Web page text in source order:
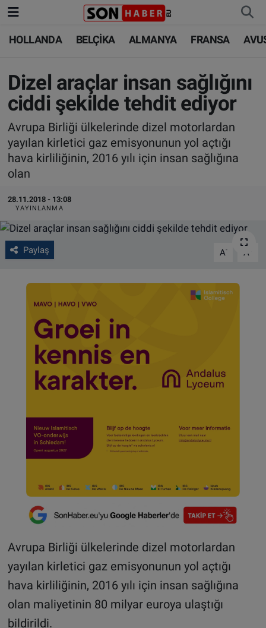
HOLLANDA BELÇİKA ALMANYA FRANSA
Dizel araçlar insan sağlığını
ciddi şekilde tehdit ediyor
Avrupa Birliği ülkelerinde dizel motorlardan
yayılan kirletici gaz emisyonunun yol açtığı
hava kirliliğinin, 2016 yılı için insan sağlığına
olan
28.11.2018 - 13:08
YAYINLANMA
Paylaş A- A
Avrupa Birliği ülkelerinde dizel motorlardan
yayılan kirletici gaz emisyonunun yol açtığı
hava kirliliğinin, 2016 yılı için insan sağlığına
olan maliyetinin 80 milyar euroya ulaştığı
bildirildi.
HOLLANDA
BELÇİKA
ALMANYA
FRANSA
AVUSTURYA
SAĞLIK - YAŞAM
BİLİM-TEKNOLOJİ
HOLLANDA
BELÇİKA
ALMANYA
TÜRKİYE
DÜNYA
BİLİM-TEKNOLOJİ
SAĞLIK
FOTO GALERİ
ALGEMENE VOORWAARDEN
CONTACT
Çerez Politikası
Nöbetçi Eczaneler
Hava Durumu
Trafik Durumu
Süper Lig Puan Durumu ve Fikstür
Tüm Manşetler
Son Dakika Haberleri
Haber Arşivi